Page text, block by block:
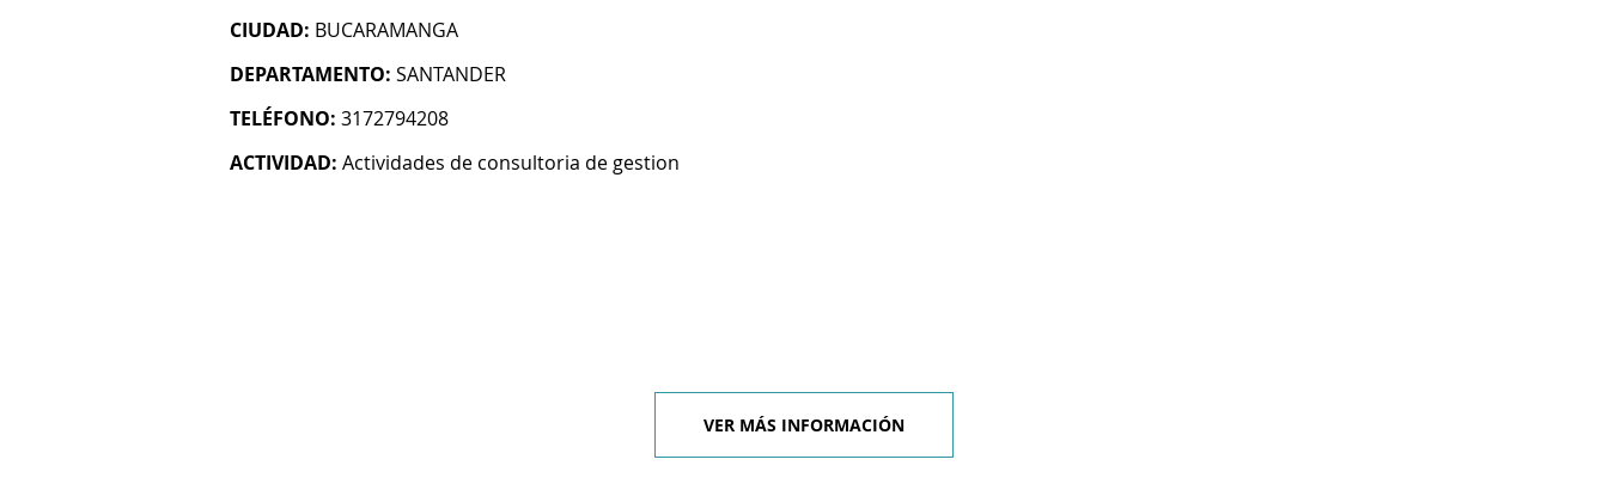
CIUDAD: BUCARAMANGA
DEPARTAMENTO: SANTANDER
TELÉFONO: 3172794208
ACTIVIDAD: Actividades de consultoria de gestion
VER MÁS INFORMACIÓN